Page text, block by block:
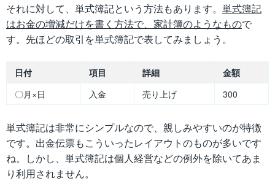
それに対して、単式簿記という方法もあります。 単式簿記
はお金の増減だけを書く方法で、家計簿のようなもので
す。先ほどの取引を単式簿記で表してみましょう。
日付 項目 詳細
金額
〇月×日
入金 売り上げ 300
単式簿記は非常にシンプルなので、親しみやすいのが特徴
です。出金伝票もこういったレイアウトのものが多いです
ね。しかし、単式簿記は個人経営などの例外を除いてあま
り利用されません。